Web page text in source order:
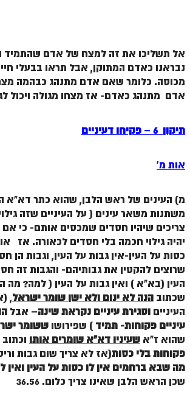
אל תשליכו את זה למצח של אדם שהתמיד
נבראנו כאדם המתוקן, אבל תראו בבעלי
מכוסה. כלומר שאם אדם מתנהג כבהמה
אדם מתנהג כאדם- אז מצחו מגולה ויכול
תיקון 6 – פקיחו דעיניים
אות מ'
מ) העינים של ראש הלבן, שהוא כתר דא"א
משתנות משאר עינים ( על העיניים שזה
צריכים שיהיו חסדים שמכסים אותם- כי
יהיה גילוי חכמה בלי חסדים לכאורה. אז
כסות על העין-אין גבות על העין, וגבות הן
שרוצים להקטין את גבותיהם- והגבות זה
העין (בא"א ) ואין גבות על העין ( למה?
שכתוב הנה לא ינום ולא ישן שומר ישראל,
העיניים וסגירת עיניים נקראת שינה– אבל
עיניים פקוחות- תמיד ) שפירושו ששומר
שהוא ז"א שעיניו דא"א שומרים אותו
פקוחות בלי כסות(אז לא צריך שום גבות
מה שבא ברחמים אין לו כסות על העין ואין
שכן הראש הלבן שאינו צריך כלום. 36.56